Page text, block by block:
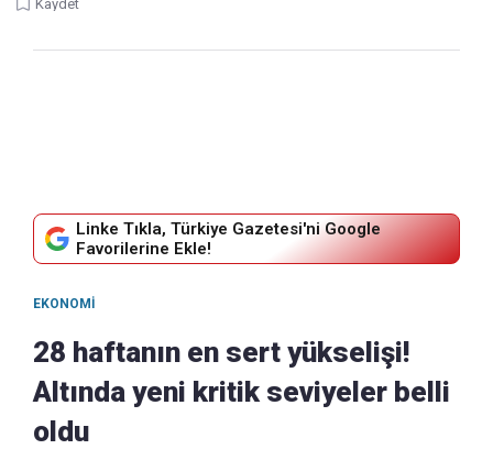
Kaydet
Linke Tıkla, Türkiye Gazetesi'ni Google
Favorilerine Ekle!
EKONOMI
28 haftanın en sert yükselişi!
Altında yeni kritik seviyeler belli
oldu